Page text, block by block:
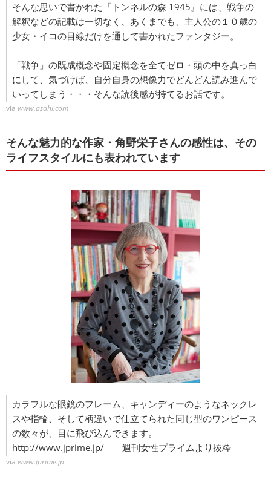
そんな思いで書かれた『トンネルの森 1945』には、戦争の
解釈などの記載は一切なく、あくまでも、主人公の１０歳の
少女・イコの目線だけを通して書かれたファンタジー。
「戦争」の既成概念や固定概念を全てゼロ・頭の中を真っ白
にして、気づけば、自分自身の想像力でどんどん読み進んで
いってしまう・・・そんな読後感が持てるお話です。
via www.asahi.com
そんな魅力的な作家・角野栄子さんの感性は、その
ライフスタイルにも表われています
カラフルな眼鏡のフレーム、キャンディーのようなネックレ
スや指輪、そして柄違いで仕立てられた同じ型のワンピース
の数々が、目に飛び込んできます。
http://www.jprime.jp/ 週刊女性プライムより抜粋
via www.jprime.jp